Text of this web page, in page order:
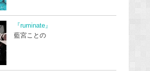
『ruminate』
藍宮ことの